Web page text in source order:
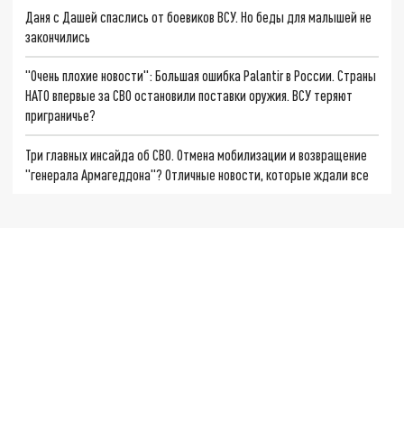
Даня с Дашей спаслись от боевиков ВСУ. Но беды для малышей не
закончились
"Очень плохие новости": Большая ошибка Palantir в России. Страны
НАТО впервые за СВО остановили поставки оружия. ВСУ теряют
приграничье?
Три главных инсайда об СВО. Отмена мобилизации и возвращение
"генерала Армагеддона"? Отличные новости, которые ждали все